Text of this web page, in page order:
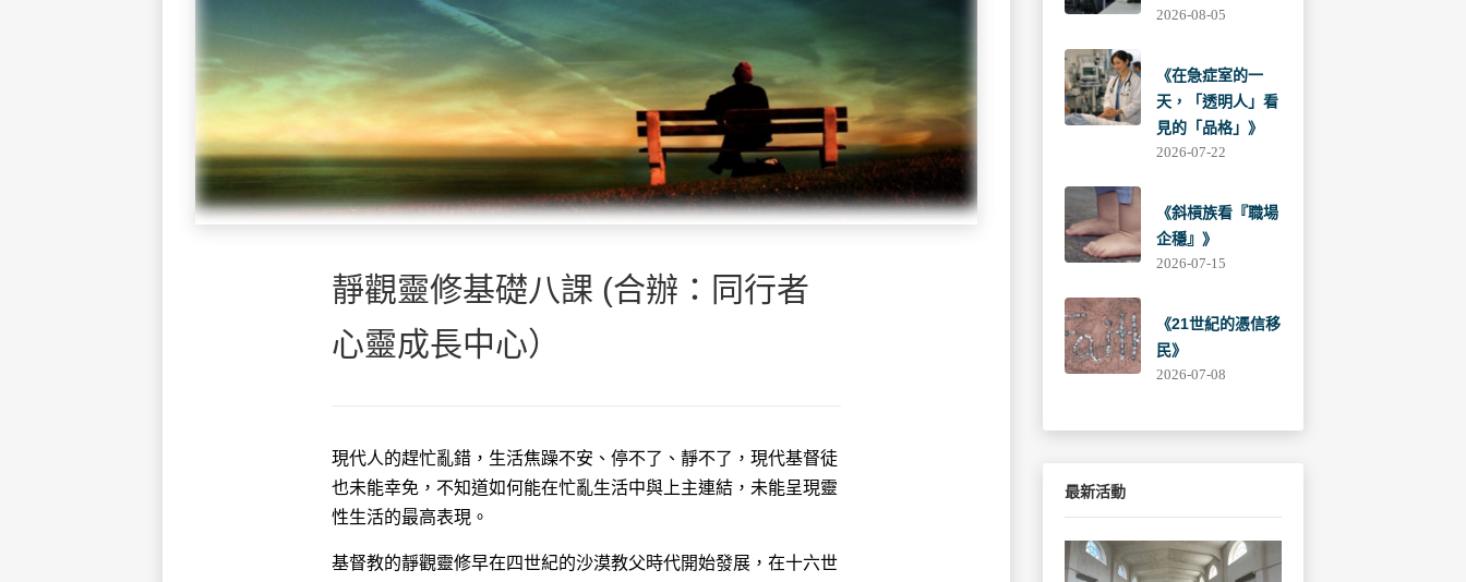
靜觀靈修基礎八課 (合辦：同行者
心靈成長中心）
現代人的趕忙亂錯，生活焦躁不安、停不了、靜不了，現代基督徒
也未能幸免，不知道如何能在忙亂生活中與上主連結，未能呈現靈
性生活的最高表現。
基督教的靜觀靈修早在四世紀的沙漠教父時代開始發展，在十六世
2026-08-05
《在急症室的一
天，「透明人」看
見的「品格」》
2026-07-22
《斜槓族看『職場
企穩』》
2026-07-15
《21世紀的憑信移
民》
2026-07-08
最新活動